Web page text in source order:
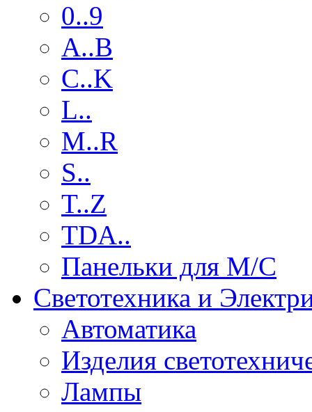
0..9
A..B
C..K
L..
M..R
S..
T..Z
TDA..
Панельки для М/С
Светотехника и
Автоматика
Изделия
Лампы